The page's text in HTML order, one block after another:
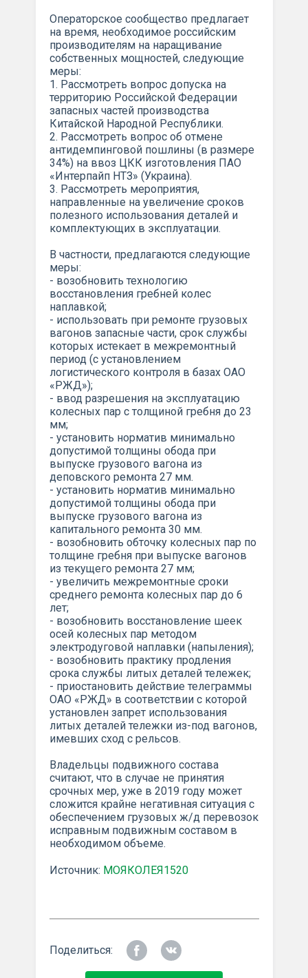
Операторское сообщество предлагает
на время, необходимое российским
производителям на наращивание
собственных мощностей, следующие
меры:
1. Рассмотреть вопрос допуска на
территорию Российской Федерации
запасных частей производства
Китайской Народной Республики.
2. Рассмотреть вопрос об отмене
антидемпинговой пошлины (в размере
34%) на ввоз ЦКК изготовления ПАО
«Интерпайп НТЗ» (Украина).
3. Рассмотреть мероприятия,
направленные на увеличение сроков
полезного использования деталей и
комплектующих в эксплуатации.
В частности, предлагаются следующие
меры:
- возобновить технологию
восстановления гребней колес
наплавкой;
- использовать при ремонте грузовых
вагонов запасные части, срок службы
которых истекает в межремонтный
период (с установлением
логистического контроля в базах ОАО
«РЖД»);
- ввод разрешения на эксплуатацию
колесных пар с толщиной гребня до 23
мм;
- установить норматив минимально
допустимой толщины обода при
выпуске грузового вагона из
деповского ремонта 27 мм.
- установить норматив минимально
допустимой толщины обода при
выпуске грузового вагона из
капитального ремонта 30 мм.
- возобновить обточку колесных пар по
толщине гребня при выпуске вагонов
из текущего ремонта 27 мм;
- увеличить межремонтные сроки
среднего ремонта колесных пар до 6
лет;
- возобновить восстановление шеек
осей колесных пар методом
электродуговой наплавки (напыления);
- возобновить практику продления
срока службы литых деталей тележек;
- приостановить действие телеграммы
ОАО «РЖД» в соответствии с которой
установлен запрет использования
литых деталей тележки из-под вагонов,
имевших сход с рельсов.
Владельцы подвижного состава
считают, что в случае не принятия
срочных мер, уже в 2019 году может
сложится крайне негативная ситуация с
обеспечением грузовых ж/д перевозок
исправным подвижным составом в
необходимом объеме.
Источник: МОЯКОЛЕЯ1520
Поделиться: